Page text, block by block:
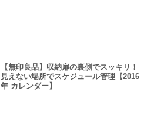
【無印良品】収納扉の裏側でスッキリ！
見えない場所でスケジュール管理【2016
年 カレンダー】